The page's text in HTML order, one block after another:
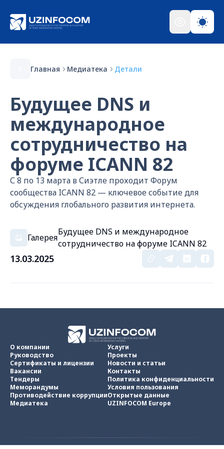
Главная Медиатека Детали
Будущее DNS и
международное
сотрудничество на
форуме ICANN 82
С 8 по 13 марта в Сиэтле проходит Форум
сообщества ICANN 82 — ключевое событие для
обсуждения глобального развития интернета.
Галерея
Будущее DNS и международное
сотрудничество на форуме ICANN 82
13.03.2025
О компании
Руководство
Сертификаты и лицензии
Вакансии
Тендеры
Меморандумы
Противодействие коррупции
Медиатека
Услуги
Проекты
Новости и статьи
Контакты
Политика конфиденциальности
Условия пользования
Открытые данные
UZINFOCOM Europe